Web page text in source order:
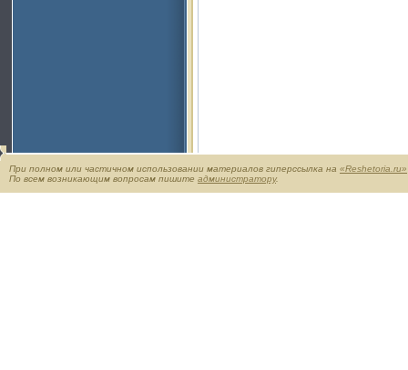
При полном или частичном использовании материалов гиперссылка на «Reshetoria.ru»
По всем возникающим вопросам пишите администратору.